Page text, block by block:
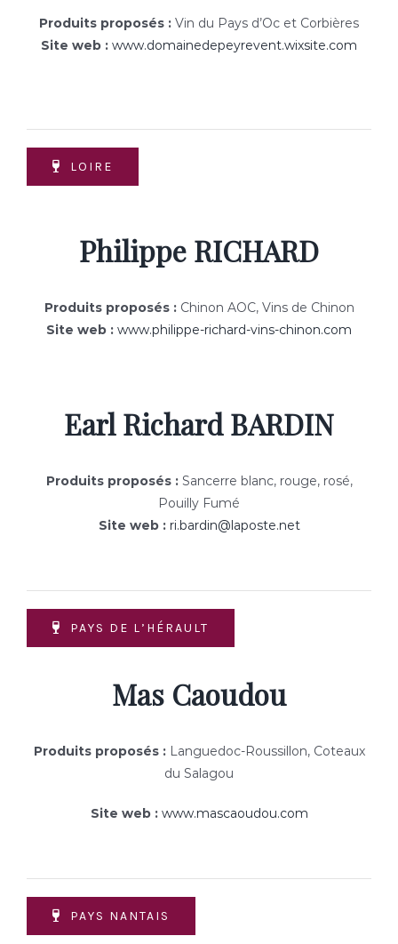
Produits proposés : Vin du Pays d’Oc et Corbières
Site web : www.domainedepeyrevent.wixsite.com
LOIRE
Philippe RICHARD
Produits proposés :Chinon AOC, Vins de Chinon
Site web : www.philippe-richard-vins-chinon.com
Earl Richard BARDIN
Produits proposés :Sancerre blanc, rouge, rosé,
Pouilly Fumé
Site web : ri.bardin@laposte.net
PAYS DE L’HÉRAULT
Mas Caoudou
Produits proposés :Languedoc-Roussillon, Coteaux
du Salagou
Site web : www.mascaoudou.com
PAYS NANTAIS